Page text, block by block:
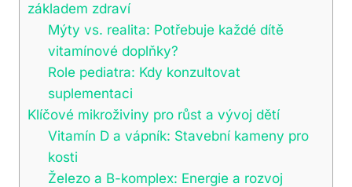
základem zdraví
Mýty vs. realita: Potřebuje každé dítě
vitamínové doplňky?
Role pediatra: Kdy konzultovat
suplementaci
Klíčové mikroživiny pro růst a vývoj dětí
Vitamín D a vápník: Stavební kameny pro
kosti
Železo a B-komplex: Energie a rozvoj